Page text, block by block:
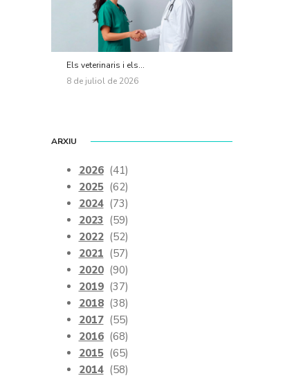
Els veterinaris i els...
8 de juliol de 2026
ARXIU
2026 (41)
2025 (62)
2024 (73)
2023 (59)
2022 (52)
2021 (57)
2020 (90)
2019 (37)
2018 (38)
2017 (55)
2016 (68)
2015 (65)
2014 (58)